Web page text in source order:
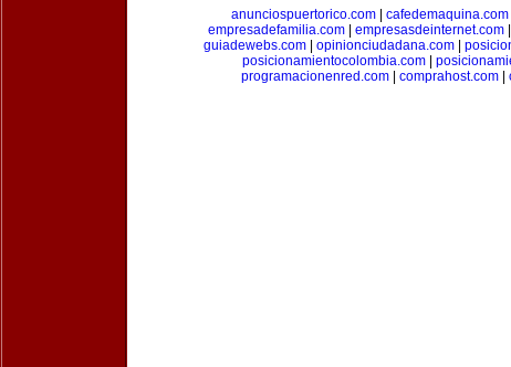
anunciospuertorico.com| cafedemaquina.com|
empresadefamilia.com
empresasdeinternet.com
guiadewebs.com
opinionciudadana.com
posicionamientocolombia.com|
programacionenred.com
comprahost.com